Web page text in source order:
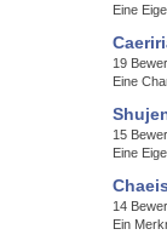
Eine
19
Eine
15
Eine
14
Ein